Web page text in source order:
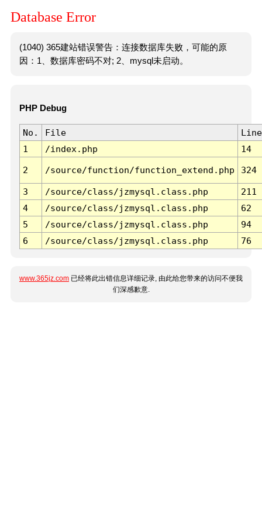
Database Error
(1040) 365建站错误警告：连接数据库失败，可能的原
因：1、数据库密码不对; 2、mysql未启动。
PHP Debug
No. File
Line
1
/index.php 14
2 /source/function/function_extend.php 324
3 /source/class/jzmysql.class.php
211
4
/source/class/jzmysql.class.php
62
5
/source/class/jzmysql.class.php
94
6
/source/class/jzmysql.class.php 76
www.365jz.com 已经将此出错信息详细记录, 由此给您带来的访问不便我
们深感歉意.